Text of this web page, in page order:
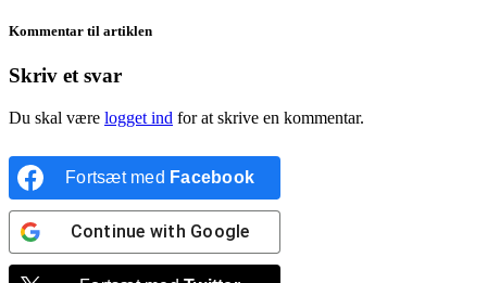
Kommentar til artiklen
Skriv et svar
Du skal være logget ind for at skrive en kommentar.
Fortsæt med Facebook
Continue with Google